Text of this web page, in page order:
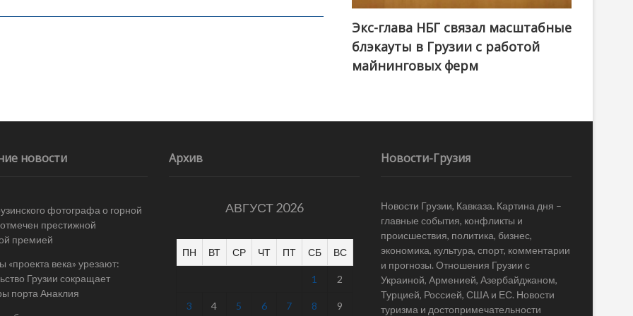
Экс-глава НБГ связал масштабные
блэкауты в Грузии с работой
майнинговых ферм
новости
фотографа о горной
престижной
премией
«проекта века» урезают:
Грузии сокращает
порта Анаклия
Архив
АВГУСТ 2026
ПН ВТ СР ЧТ ПТ СБ ВС
1 2
3 4 5 6 7 8 9
Новости-Грузия
Новости Грузии, Кавказа. Картина дня –
главные события, конфликты и
происшествия, политика, бизнес,
экономика, культура, спорт, комментарии
и прогнозы. Отношения Грузии с
Украиной, Арменией, Азербайджаном,
Турцией, Россией, США и ЕС. Новости
туризма и достопримечательности